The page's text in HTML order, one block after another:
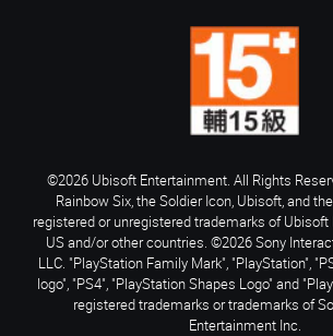
©2026 Ubisoft Entertainment. All Rights
Rainbow Six, the Soldier Icon, Ubisoft, and
registered or unregistered trademarks of
US and/or other countries. ©2026 Sony
LLC. "PlayStation Family Mark", "PlayStation",
logo", "PS4", "PlayStation Shapes Logo" and
registered trademarks or trademarks of
Entertainment Inc.